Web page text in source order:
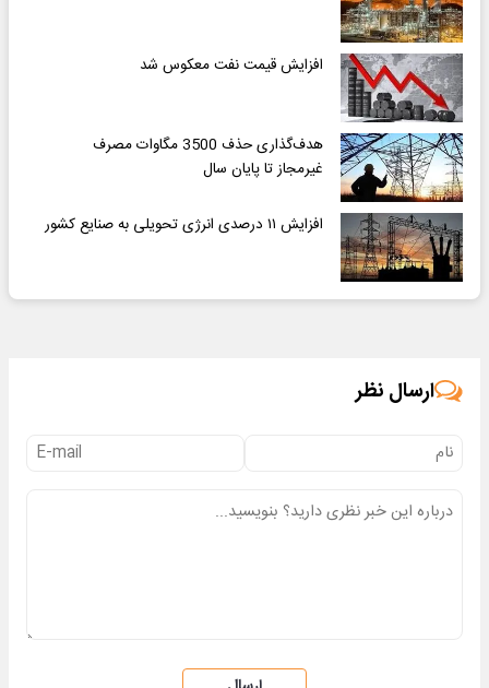
افزایش قیمت نفت معکوس شد
هدف‌گذاری حذف 3500 مگاوات مصرف
غیرمجاز تا پایان سال
افزایش ۱۱ درصدی انرژی تحویلی به صنایع کشور
ارسال نظر